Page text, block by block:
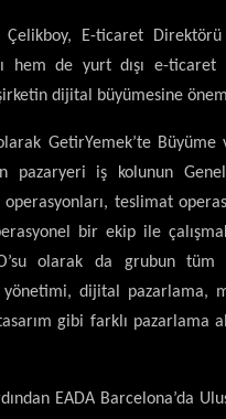
Çelikboy, E-ticaret
hem de yurt dışı e-ticaret
dijital büyümesine
GetirYemek’te
pazaryeri iş kolunun
teslimat
bir ekip ile
olarak da grubun tüm
yönetimi, dijital pazarlama,
gibi farklı pazarlama
EADA Barcelona’da